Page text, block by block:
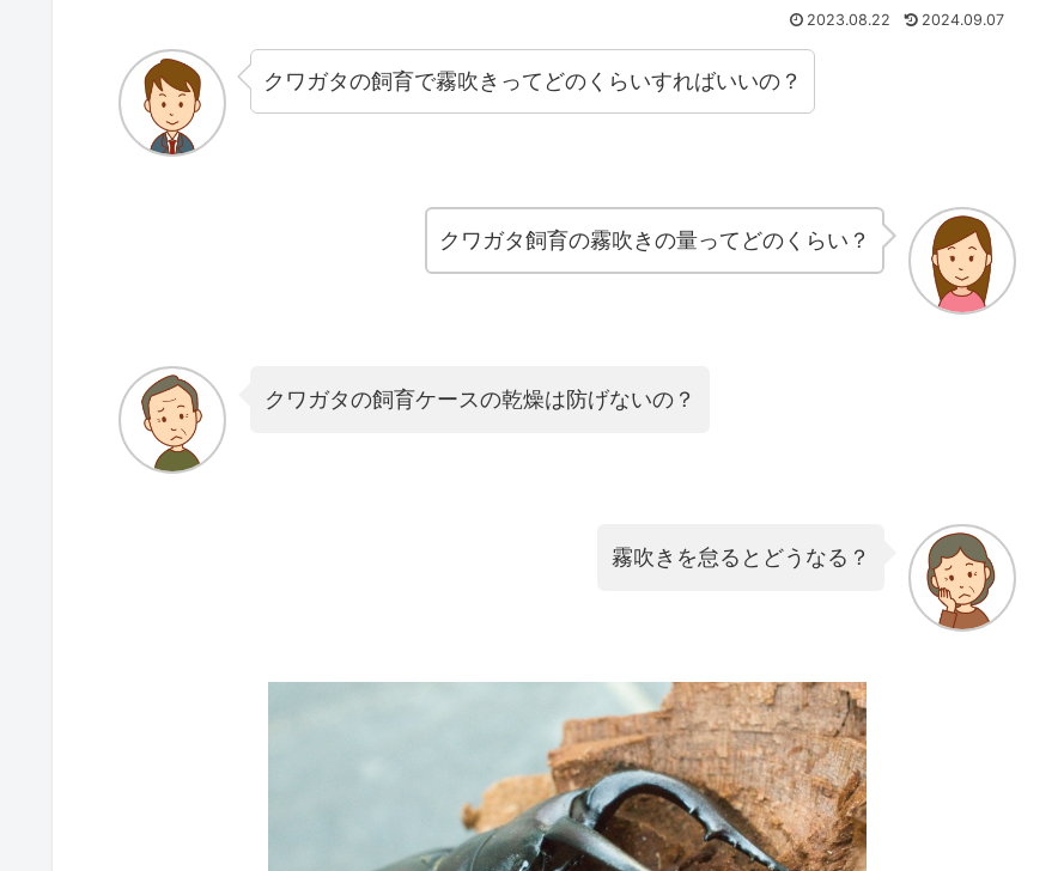
2023.08.22 2024.09.07
クワガタの飼育で霧吹きってどのくらいすればいいの？
クワガタ飼育の霧吹きの量ってどのくらい？
クワガタの飼育ケースの乾燥は防げないの？
霧吹きを怠るとどうなる？